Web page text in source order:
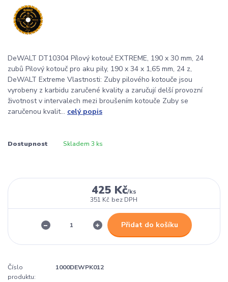
DeWALT DT10304 Pílový kotouč EXTREME, 190 x 30 mm, 24
zubů Pilový kotouč pro aku pily, 190 x 34 x 1,65 mm, 24 z,
DeWALT Extreme Vlastnosti: Zuby pilového kotouče jsou
vyrobeny z karbidu zaručené kvality a zaručují delší provozní
životnost v intervalech mezi broušením kotouče Zuby se
zaručenou kvalit... celý popis
Dostupnost Skladem 3 ks
425 Kč/ks
351 Kč bez DPH
Přidat do košíku
Číslo
produktu:
1000DEWPK012